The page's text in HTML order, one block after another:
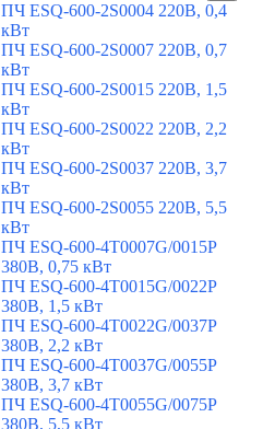
ПЧ ESQ-600-2S0004 220В, 0,4
кВт
ПЧ ESQ-600-2S0007 220В, 0,7
кВт
ПЧ ESQ-600-2S0015 220В, 1,5
кВт
ПЧ ESQ-600-2S0022 220В, 2,2
кВт
ПЧ ESQ-600-2S0037 220В, 3,7
кВт
ПЧ ESQ-600-2S0055 220В, 5,5
кВт
ПЧ ESQ-600-4T0007G/0015P
380В, 0,75 кВт
ПЧ ESQ-600-4T0015G/0022P
380В, 1,5 кВт
ПЧ ESQ-600-4T0022G/0037P
380В, 2,2 кВт
ПЧ ESQ-600-4T0037G/0055P
380В, 3,7 кВт
ПЧ ESQ-600-4T0055G/0075P
380В, 5,5 кВт